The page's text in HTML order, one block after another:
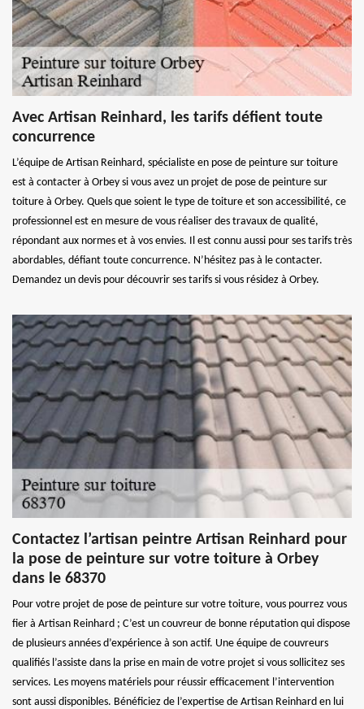
Avec Artisan Reinhard, les tarifs défient toute
concurrence
L’équipe de Artisan Reinhard, spécialiste en pose de peinture sur toiture
est à contacter à Orbey si vous avez un projet de pose de peinture sur
toiture à Orbey. Quels que soient le type de toiture et son accessibilité, ce
professionnel est en mesure de vous réaliser des travaux de qualité,
répondant aux normes et à vos envies. Il est connu aussi pour ses tarifs très
abordables, défiant toute concurrence. N’hésitez pas à le contacter.
Demandez un devis pour découvrir ses tarifs si vous résidez à Orbey.
Contactez l’artisan peintre Artisan Reinhard pour
la pose de peinture sur votre toiture à Orbey
dans le 68370
Pour votre projet de pose de peinture sur votre toiture, vous pourrez vous
fier à Artisan Reinhard ; C’est un couvreur de bonne réputation qui dispose
de plusieurs années d’expérience à son actif. Une équipe de couvreurs
qualifiés l’assiste dans la prise en main de votre projet si vous sollicitez ses
services. Les moyens matériels pour réussir efficacement l’intervention
sont aussi disponibles. Bénéficiez de l’expertise de Artisan Reinhard en lui